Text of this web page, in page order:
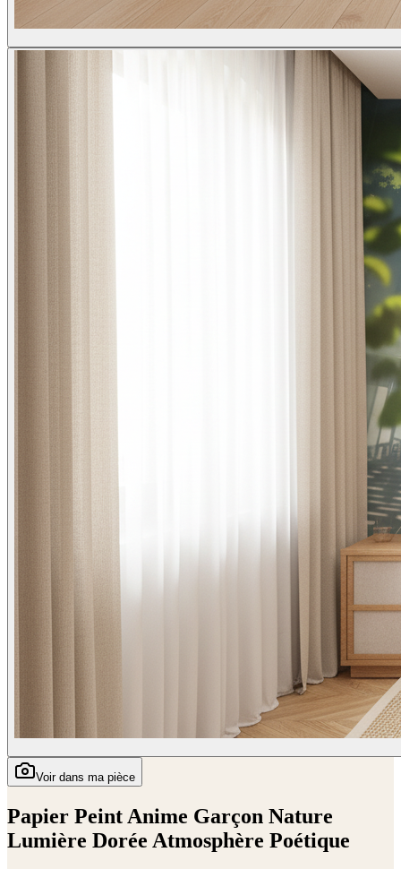
Voir dans ma pièce
Papier Peint Anime Garçon Nature
Lumière Dorée Atmosphère Poétique